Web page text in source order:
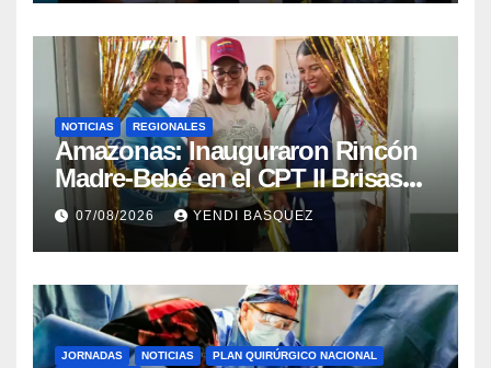
NOTICIAS REGIONALES
​Amazonas: Inauguraron Rincón
Madre-Bebé en el CPT II Brisas
del Aeropuerto ​Inauguraron
Rincón
07/08/2026 YENDI BASQUEZ
JORNADAS NOTICIAS
PLAN QUIRÚRGICO NACIONAL